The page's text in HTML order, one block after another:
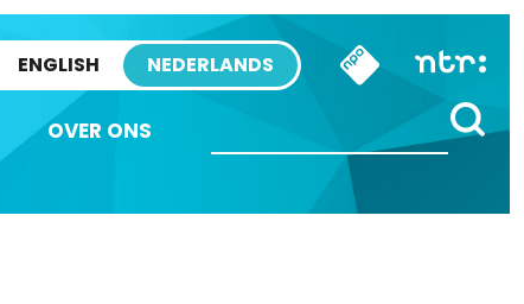
ENGLISH NEDERLANDS
OVER ONS